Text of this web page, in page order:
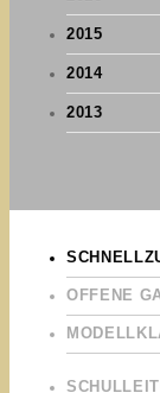
2015
2014
2013
OFFENE